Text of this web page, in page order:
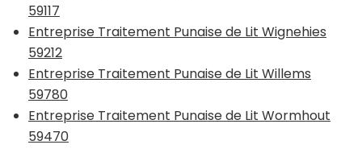
59117
Entreprise Traitement Punaise de Lit Wignehies
59212
Entreprise Traitement Punaise de Lit Willems
59780
Entreprise Traitement Punaise de Lit Wormhout
59470